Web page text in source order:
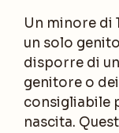
Un minore di
un solo
disporre di
genitore o
consigliabile
nascita.